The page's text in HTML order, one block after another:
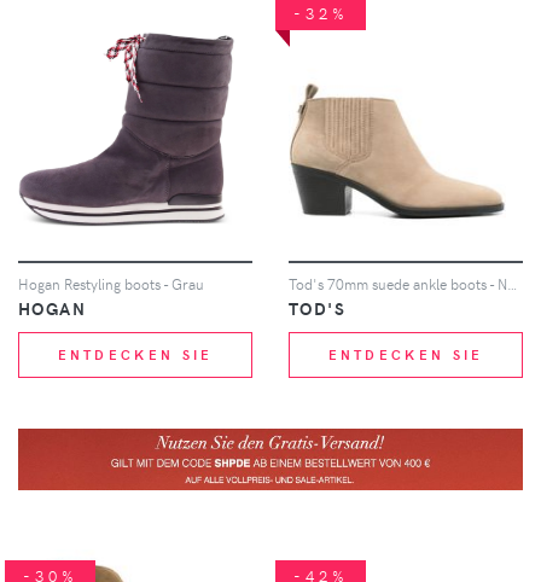
Hogan Restyling boots - Grau
HOGAN
ENTDECKEN SIE
-32%
Tod's 70mm suede ankle boots - Nude
TOD'S
ENTDECKEN SIE
-30% -42%